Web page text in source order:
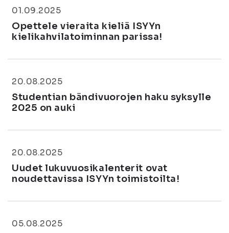
01.09.2025
Opettele vieraita kieliä ISYYn
kielikahvilatoiminnan parissa!
20.08.2025
Studentian bändivuorojen haku syksylle
2025 on auki
20.08.2025
Uudet lukuvuosikalenterit ovat
noudettavissa ISYYn toimistoilta!
05.08.2025